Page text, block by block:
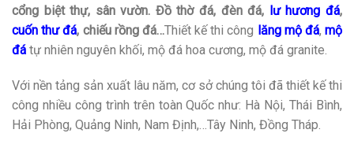
cổng biệt thự, sân vườn. Đồ thờ đá, đèn đá, lư hương đá,
cuốn thư đá, chiếu rồng đá…Thiết kế thi công lăng mộ đá,mộ
đá tự nhiên nguyên khối, mộ đá hoa cương, mộ đá granite.
Với nền tảng sản xuất lâu năm, cơ sở chúng tôi đã thiết kế thi
công nhiều công trình trên toàn Quốc như: Hà Nội, Thái Bình,
Hải Phòng, Quảng Ninh, Nam Định,…Tây Ninh, Đồng Tháp.